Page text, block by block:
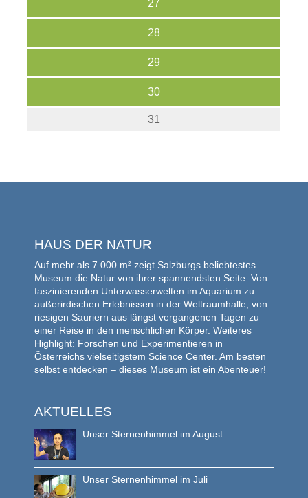
27
28
29
30
31
HAUS DER NATUR
Auf mehr als 7.000 m² zeigt Salzburgs beliebtestes
Museum die Natur von ihrer spannendsten Seite: Von
faszinierenden Unterwasserwelten im Aquarium zu
außerirdischen Erlebnissen in der Weltraumhalle, von
riesigen Sauriern aus längst vergangenen Tagen zu
einer Reise in den menschlichen Körper. Weiteres
Highlight: Forschen und Experimentieren in
Österreichs vielseitigstem Science Center. Am besten
selbst entdecken – dieses Museum ist ein Abenteuer!
AKTUELLES
Unser Sternenhimmel im August
Unser Sternenhimmel im Juli